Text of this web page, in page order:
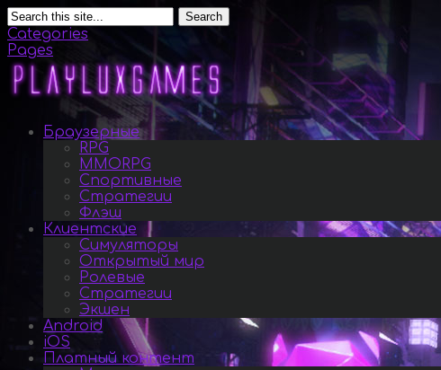
Search
Categories
Pages
Браузерные
RPG
MMORPG
Спортивные
Стратегии
Флэш
Клиентские
Симуляторы
Открытый мир
Ролевые
Стратегии
Экшен
Android
iOS
Платный контент